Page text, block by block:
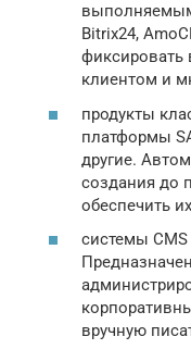
Bitrix24,
фиксировать
клиентом и
продукты
платформы
другие.
создания до
обеспечить
системы CMS
вручную